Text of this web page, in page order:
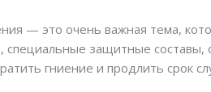
— это очень важная тема,
защитные
гниение и продлить срок